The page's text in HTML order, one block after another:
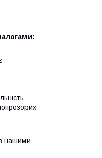
нашими